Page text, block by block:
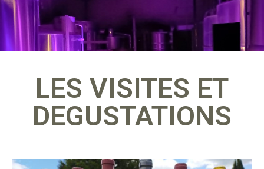
LES VISITES ET
DEGUSTATIONS